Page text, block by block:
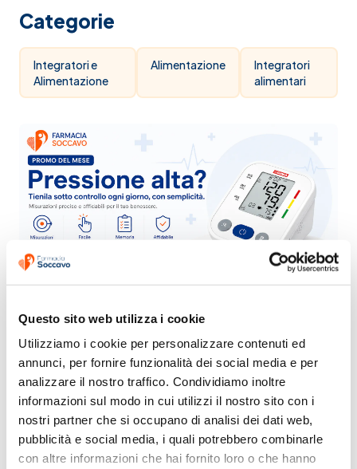
Questo sito web utilizza i cookie
Utilizziamo i cookie per personalizzare contenuti ed
annunci, per fornire funzionalità dei social media e per
analizzare il nostro traffico. Condividiamo inoltre
informazioni sul modo in cui utilizzi il nostro sito con i
nostri partner che si occupano di analisi dei dati web,
pubblicità e social media, i quali potrebbero combinarle
con altre informazioni che hai fornito loro o che hanno
Categorie
Integratori e
Alimentazione
Alimentazione
Integratori
alimentari